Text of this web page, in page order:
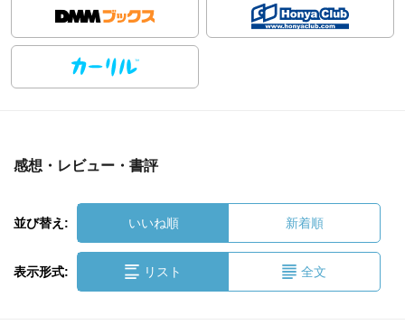
感想・レビュー・書評
並び替え: いいね順 新着順
表示形式: リスト 全文